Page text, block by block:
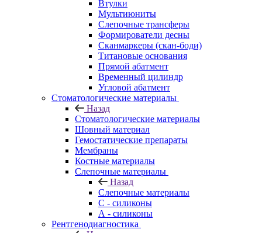
Втулки
Мультиюниты
Слепочные трансферы
Формирователи десны
Сканмаркеры (скан-боди)
Титановые основания
Прямой абатмент
Временный цилиндр
Угловой абатмент
Стоматологические материалы
Назад
Стоматологические материалы
Шовный материал
Гемостатические препараты
Мембраны
Костные материалы
Слепочные материалы
Назад
Слепочные материалы
C - силиконы
А - силиконы
Рентгенодиагностика